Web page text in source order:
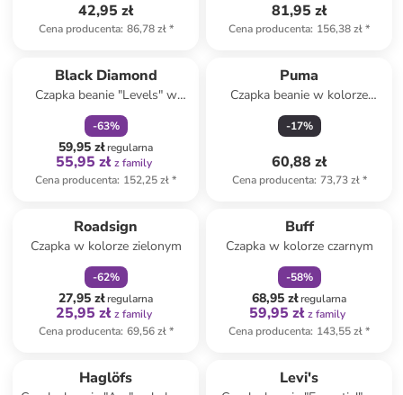
42,95 zł
Cena producenta: 86,78 zł*
81,95 zł
Cena producenta: 156,38 zł*
Black Diamond
Czapka beanie "Levels" w
kolorze antracytowo-szarym
-63%
59,95 złregularna
55,95 zł z family
Cena producenta: 152,25 zł*
Puma
Czapka beanie w kolorze
beżowym
-17%
60,88 zł
Cena producenta: 73,73 zł*
Roadsign
Czapka w kolorze zielonym
-62%
27,95 złregularna
25,95 zł z family
Cena producenta: 69,56 zł*
Buff
Czapka w kolorze czarnym
-58%
68,95 złregularna
59,95 zł z family
Cena producenta: 143,55 zł*
Haglöfs Levi's